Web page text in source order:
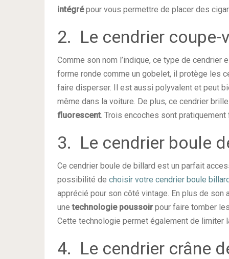
intégrépour vous permettre de placer des
2. Le cendrier coupe-
Comme son nom l’indique, ce type de cendrier
forme ronde comme un gobelet, il protège les
faire disperser. Il est aussi polyvalent et peut
même dans la voiture. De plus, ce cendrier
fluorescent. Trois encoches sont pratiquement
3. Le cendrier boule
Ce cendrier boule de billard est un parfait
possibilité de choisir votre cendrier boule
apprécié pour son côté vintage. En plus de son
unetechnologie poussoir pour faire tomber
Cette technologie permet également de limiter
4. Le cendrier crâne